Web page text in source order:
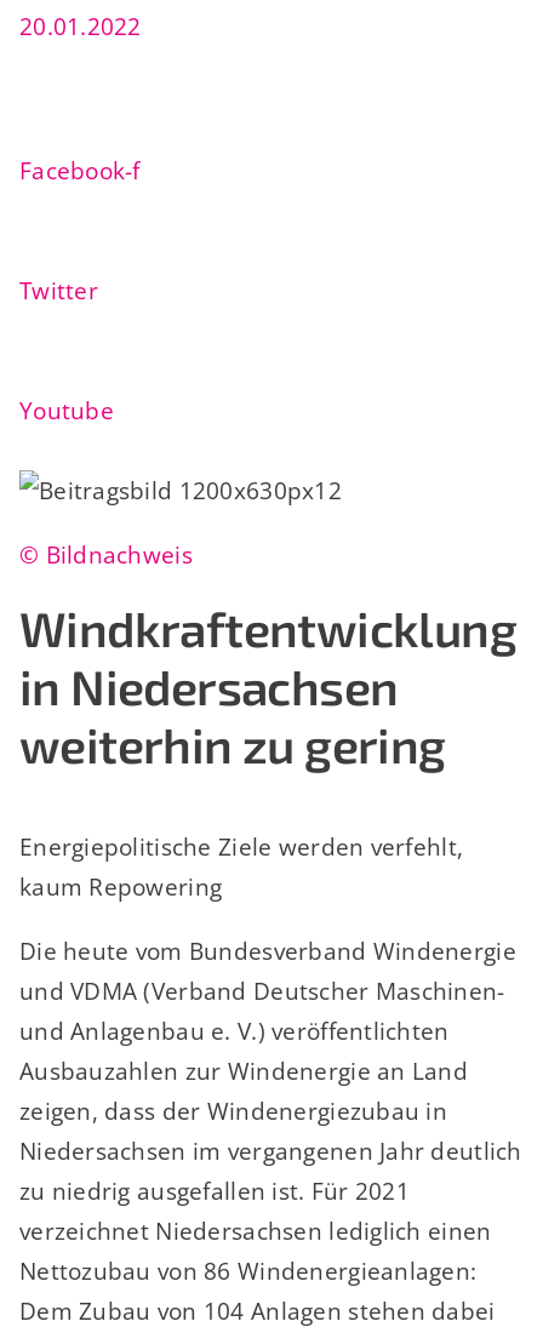
20.01.2022
Facebook-f
Twitter
Youtube
© Bildnachweis
Windkraftentwicklung
in Niedersachsen
weiterhin zu gering
Energiepolitische Ziele werden verfehlt,
kaum Repowering
Die heute vom Bundesverband Windenergie
und VDMA (Verband Deutscher Maschinen-
und Anlagenbau e. V.) veröffentlichten
Ausbauzahlen zur Windenergie an Land
zeigen, dass der Windenergiezubau in
Niedersachsen im vergangenen Jahr deutlich
zu niedrig ausgefallen ist. Für 2021
verzeichnet Niedersachsen lediglich einen
Nettozubau von 86 Windenergieanlagen:
Dem Zubau von 104 Anlagen stehen dabei